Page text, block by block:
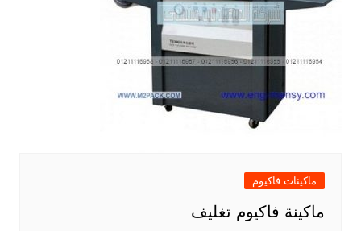
ماكينات فاكيوم
ماكينة فاكيوم تغليف